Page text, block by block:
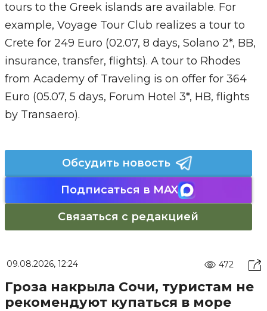
tours to the Greek islands are available. For
example, Voyage Tour Club realizes a tour to
Crete for 249 Euro (02.07, 8 days, Solano 2*, BB,
insurance, transfer, flights). A tour to Rhodes
from Academy of Traveling is on offer for 364
Euro (05.07, 5 days, Forum Hotel 3*, HB, flights
by Transaero).
Обсудить новость
Подписаться в MAX
Связаться с редакцией
09.08.2026, 12:24 472
Гроза накрыла Сочи, туристам не
рекомендуют купаться в море